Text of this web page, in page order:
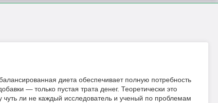
диета обеспечивает полную потребность
— только пустая трата денег. Теоретически это
ли не каждый исследователь и ученый по проблемам